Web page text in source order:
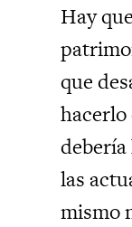
Hay
que
las
mismo